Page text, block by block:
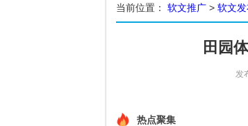
当前位置： 软文推广 > 软文
田园
发
热点聚集